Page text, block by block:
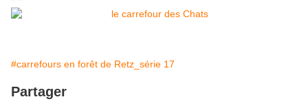
#carrefours en forêt de Retz_série 17
Partager